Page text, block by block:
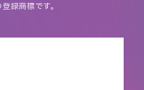
録商標です。